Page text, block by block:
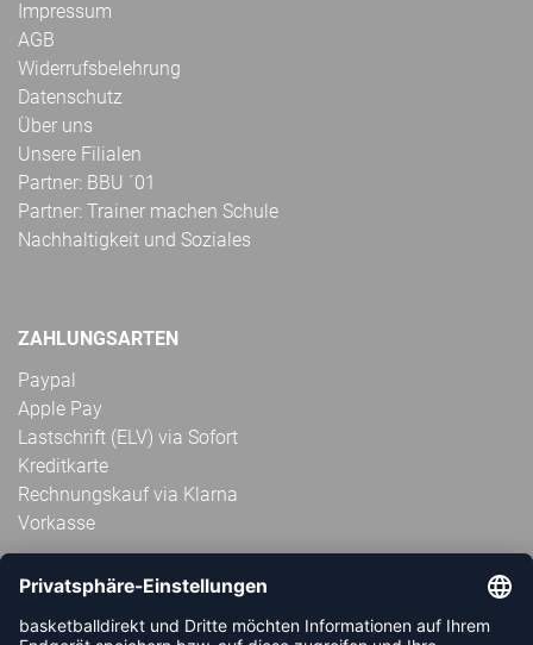
Impressum
AGB
Widerrufsbelehrung
Datenschutz
Über uns
Unsere Filialen
Partner: BBU ´01
Partner: Trainer machen Schule
Nachhaltigkeit und Soziales
ZAHLUNGSARTEN
Paypal
Apple Pay
Lastschrift (ELV) via Sofort
Kreditkarte
Rechnungskauf via Klarna
Vorkasse
ABONNIERE JETZT DEN KOSTENLOSEN
HANDBALLDIREKT-NEWSLETTER UND VERPASSE KEINE